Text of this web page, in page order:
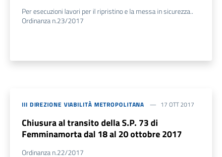
Per esecuzioni lavori per il ripristino e la messa in sicurezza..
Ordinanza n.23/2017
III DIREZIONE VIABILITÀ METROPOLITANA 17 OTT 2017
Chiusura al transito della S.P. 73 di
Femminamorta dal 18 al 20 ottobre 2017
Ordinanza n.22/2017